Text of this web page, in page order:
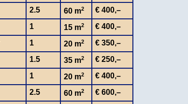
2.5 60 m2
€ 400,–
1 15 m2
€ 400,–
1 20 m2
€ 350,–
1.5 35 m2
€ 250,–
1 20 m2
€ 400,–
2.5 60 m2
€ 600,–